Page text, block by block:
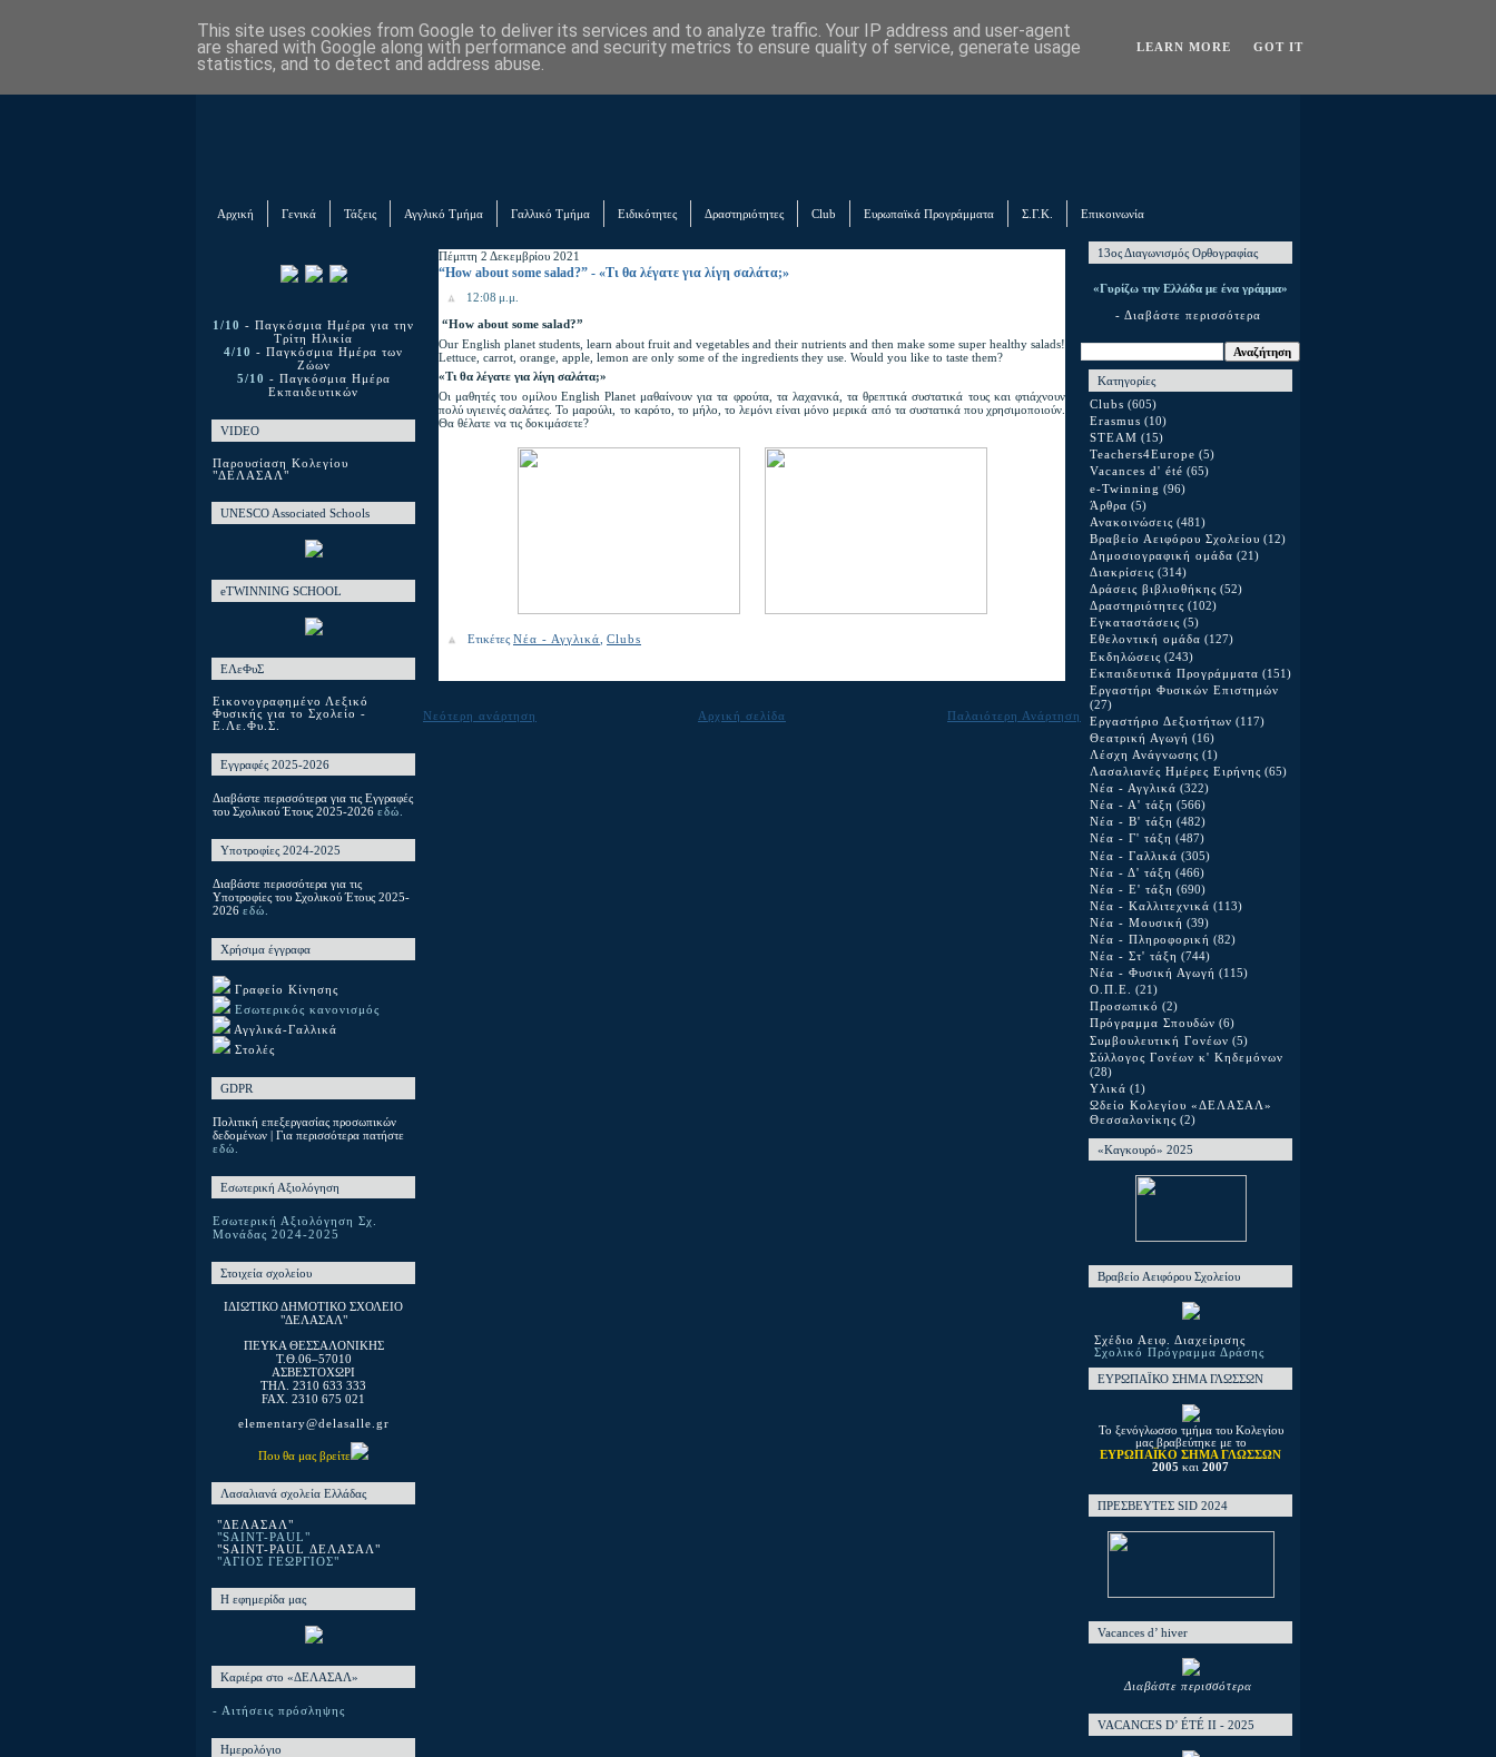
Αρχική Γενικά Τάξεις Αγγλικό Τμήμα Γαλλικό Τμήμα Ειδικότητες Δραστηριότητες Club Ευρωπαϊκά Προγράμματα Σ.Γ.Κ. Επικοινωνία
1/10 - Παγκόσμια Ημέρα για την
Τρίτη Ηλικία
4/10 - Παγκόσμια Ημέρα των
Ζώων
5/10 - Παγκόσμια Ημέρα
Εκπαιδευτικών
VIDEO
Παρουσίαση Κολεγίου
"ΔΕΛΑΣΑΛ"
UNESCO Associated Schools
eTWINNING SCHOOL
ΕΛεΦυΣ
Εικονογραφημένο Λεξικό
Φυσικής για το Σχολείο -
Ε.Λε.Φυ.Σ.
Εγγραφές 2025-2026
Διαβάστε περισσότερα για τις Εγγραφές
του Σχολικού Έτους 2025-2026 εδώ.
Υποτροφίες 2024-2025
Διαβάστε περισσότερα για τις
Υποτροφίες του Σχολικού Έτους 2025-
2026 εδώ.
Χρήσιμα έγγραφα
Γραφείο Κίνησης
Εσωτερικός κανονισμός
Αγγλικά-Γαλλικά
Στολές
GDPR
Πολιτική επεξεργασίας προσωπικών
δεδομένων | Για περισσότερα πατήστε
εδώ.
Εσωτερική Αξιολόγηση
Εσωτερική Αξιολόγηση Σχ.
Μονάδας 2024-2025
Στοιχεία σχολείου
ΙΔΙΩΤΙΚΟ ΔΗΜΟΤΙΚΟ ΣΧΟΛΕΙΟ
"ΔΕΛΑΣΑΛ"
ΠΕΥΚΑ ΘΕΣΣΑΛΟΝΙΚΗΣ
T.Θ.06–57010
ΑΣΒΕΣΤΟΧΩΡΙ
ΤΗΛ. 2310 633 333
FAX. 2310 675 021
elementary@delasalle.gr
Που θα μας βρείτε
Λασαλιανά σχολεία Ελλάδας
"ΔΕΛΑΣΑΛ"
"SAINT-PAUL"
"SAINT-PAUL ΔΕΛΑΣΑΛ"
"ΑΓΙΟΣ ΓΕΩΡΓΙΟΣ"
Η εφημερίδα μας
Καριέρα στο «ΔΕΛΑΣΑΛ»
- Αιτήσεις πρόσληψης
Ημερολόγιο
Πέμπτη 2 Δεκεμβρίου 2021
“Ηow about some salad?” - «Τι θα λέγατε για λίγη σαλάτα;»
12:08 μ.μ.
“Ηow about some salad?”
Our English planet students, learn about fruit and vegetables and their nutrients and then make some super healthy salads!
Lettuce, carrot, orange, apple, lemon are only some of the ingredients they use. Would you like to taste them?
«Τι θα λέγατε για λίγη σαλάτα;»
Οι μαθητές του ομίλου English Planet μαθαίνουν για τα φρούτα, τα λαχανικά, τα θρεπτικά συστατικά τους και φτιάχνουν
πολύ υγιεινές σαλάτες. Το μαρούλι, το καρότο, το μήλο, το λεμόνι είναι μόνο μερικά από τα συστατικά που χρησιμοποιούν.
Θα θέλατε να τις δοκιμάσετε?
Ετικέτες Νέα - Αγγλικά Clubs
Νεότερη ανάρτηση Παλαιότερη Ανάρτηση
Αρχική σελίδα
13ος Διαγωνισμός Ορθογραφίας
«Γυρίζω την Ελλάδα με ένα γράμμα»
- Διαβάστε περισσότερα
Κατηγορίες
Clubs (605)
Erasmus (10)
STEAM (15)
Teachers4Europe (5)
Vacances d' été (65)
e-Twinning (96)
Άρθρα (5)
Ανακοινώσεις (481)
Βραβείο Αειφόρου Σχολείου (12)
Δημοσιογραφική ομάδα (21)
Διακρίσεις (314)
Δράσεις βιβλιοθήκης (52)
Δραστηριότητες (102)
Εγκαταστάσεις (5)
Εθελοντική ομάδα (127)
Εκδηλώσεις (243)
Εκπαιδευτικά Προγράμματα (151)
Εργαστήρι Φυσικών Επιστημών
(27)
Εργαστήριο Δεξιοτήτων (117)
Θεατρική Αγωγή (16)
Λέσχη Ανάγνωσης (1)
Λασαλιανές Ημέρες Ειρήνης (65)
Νέα - Αγγλικά (322)
Νέα - Α' τάξη (566)
Νέα - Β' τάξη (482)
Νέα - Γ' τάξη (487)
Νέα - Γαλλικά (305)
Νέα - Δ' τάξη (466)
Νέα - Ε' τάξη (690)
Νέα - Καλλιτεχνικά (113)
Νέα - Μουσική (39)
Νέα - Πληροφορική (82)
Νέα - Στ' τάξη (744)
Νέα - Φυσική Αγωγή (115)
Ο.Π.Ε. (21)
Προσωπικό (2)
Πρόγραμμα Σπουδών (6)
Συμβουλευτική Γονέων (5)
Σύλλογος Γονέων κ' Κηδεμόνων
(28)
Υλικά (1)
Ωδείο Κολεγίου «ΔΕΛΑΣΑΛ»
Θεσσαλονίκης (2)
«Καγκουρό» 2025
Βραβείο Αειφόρου Σχολείου
Σχέδιο Αειφ. Διαχείρισης
Σχολικό Πρόγραμμα Δράσης
ΕΥΡΩΠΑΪΚΟ ΣΗΜΑ ΓΛΩΣΣΩΝ
Το ξενόγλωσσο τμήμα του Κολεγίου
μας βραβεύτηκε με το
ΕΥΡΩΠΑΪΚΟ ΣΗΜΑ ΓΛΩΣΣΩΝ
2005 και 2007
ΠΡΕΣΒΕΥΤΕΣ SID 2024
Vacances d’ hiver
Διαβάστε περισσότερα
VACANCES D’ ÉTÉ ΙΙ - 2025
This site uses cookies from Google to deliver its services and to analyze traffic. Your IP address and user-agent
are shared with Google along with performance and security metrics to ensure quality of service, generate usage
statistics, and to detect and address abuse.
LEARN MORE GOT IT